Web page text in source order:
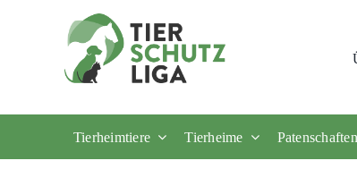
Tierheimtiere Tierheime Patenschaften